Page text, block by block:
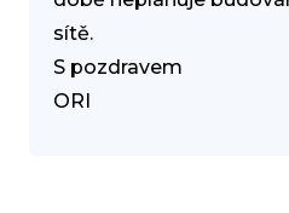
sítě.
S pozdravem
ORI